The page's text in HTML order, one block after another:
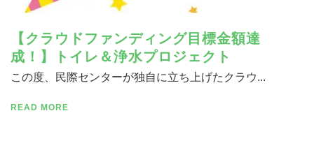
【クラウドファンディング目標金額達
成！】トイレ＆浄水プロジェクト
この度、民際センターが独自に立ち上げたクラウ...
READ MORE